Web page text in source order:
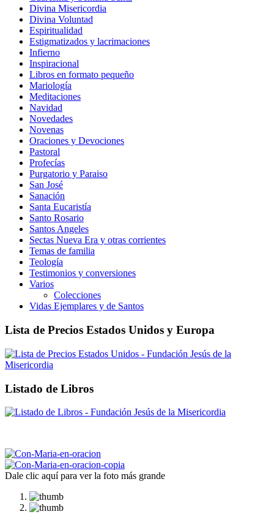
Divina Misericordia
Divina Voluntad
Espiritualidad
Estigmatizados y lacrimaciones
Infierno
Inspiracional
Libros en formato pequeño
Mariología
Meditaciones
Navidad
Novedades
Novenas
Oraciones y Devociones
Pastoral
Profecías
Purgatorio y Paraiso
San José
Sanación
Santa Eucaristía
Santo Rosario
Santos Angeles
Sectas Nueva Era y otras corrientes
Temas de familia
Teología
Testimonios y conversiones
Varios
Colecciones
Vidas Ejemplares y de Santos
Lista de Precios Estados Unidos y Europa
Listado de Libros
Dale clic aquí para ver la foto más grande